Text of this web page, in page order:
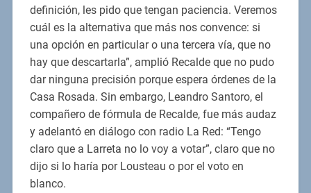
definición, les pido que tengan paciencia. Veremos
cuál es la alternativa que más nos convence: si
una opción en particular o una tercera vía, que no
hay que descartarla”, amplió Recalde que no pudo
dar ninguna precisión porque espera órdenes de la
Casa Rosada. Sin embargo, Leandro Santoro, el
compañero de fórmula de Recalde, fue más audaz
y adelantó en diálogo con radio La Red: “Tengo
claro que a Larreta no lo voy a votar”, claro que no
dijo si lo haría por Lousteau o por el voto en
blanco.